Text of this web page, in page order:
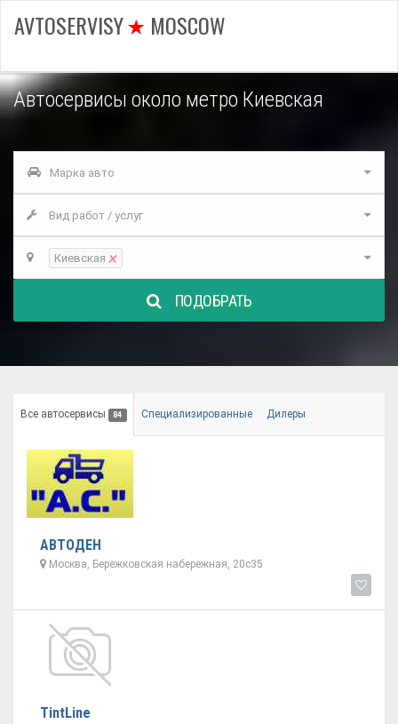
AVTOSERVISY MOSCOW
Автосервисы около метро Киевская
Марка авто
Вид работ / услуг
Киевская ×
ПОДОБРАТЬ
Все автосервисы 84 Специализированные Дилеры
АВТОДЕН
Москва, Бережковская набережная, 20с35
TintLine